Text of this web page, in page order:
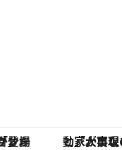
然保護活動家が実現させたナイジェリアの自然環境の復活 【夏限定ディナーコース】旬を